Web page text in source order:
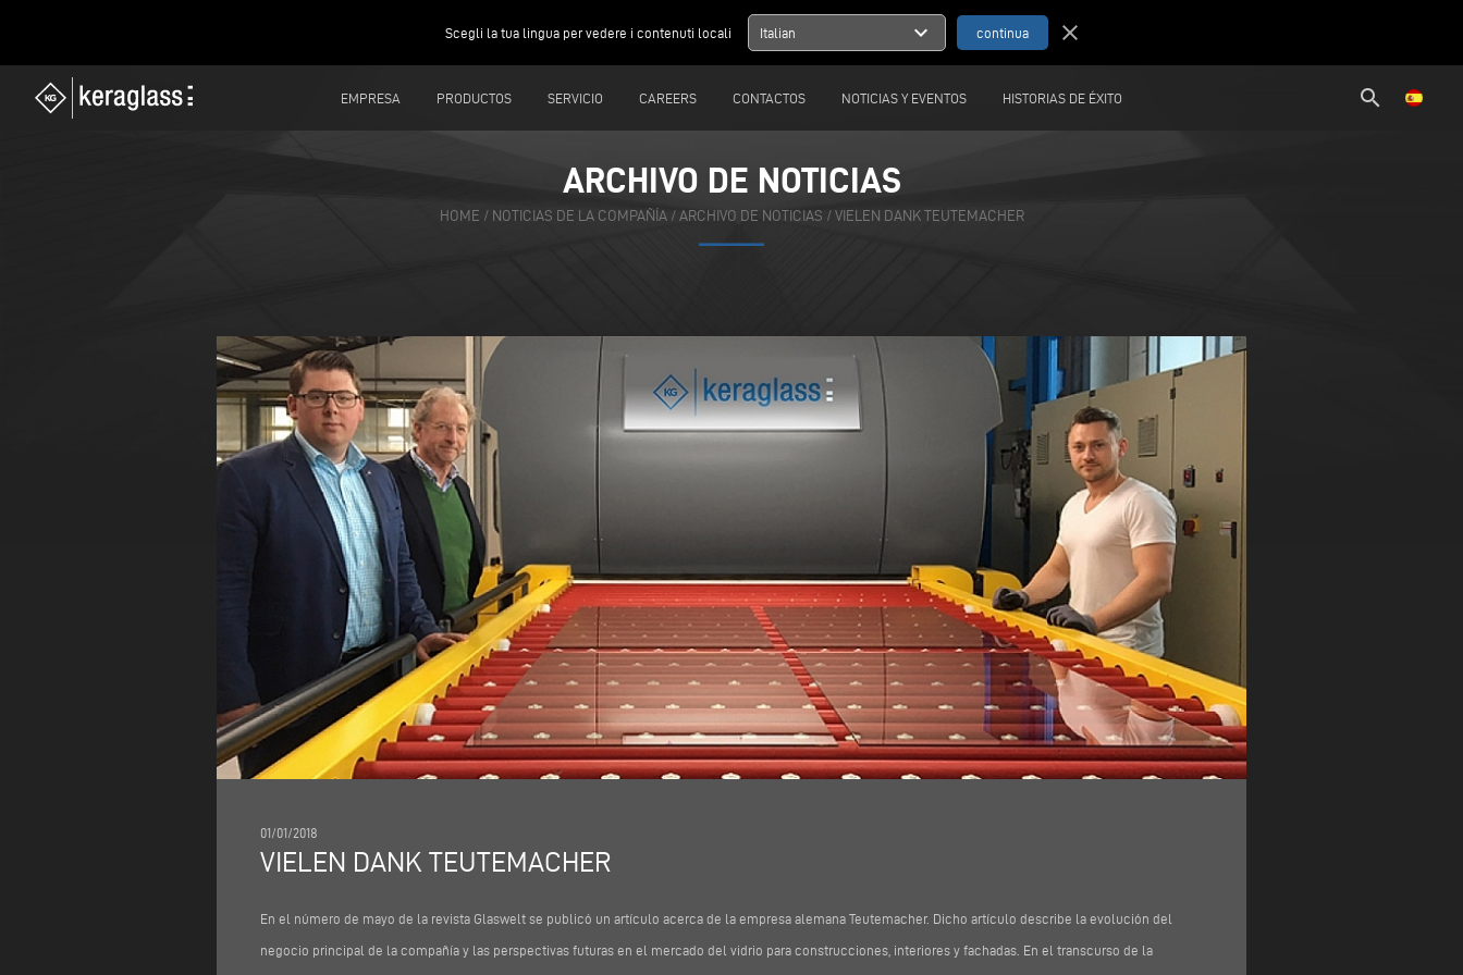
Scegli la tua lingua per vedere i contenuti locali Italian expand_more close
EMPRESA PRODUCTOS SERVICIO CAREERS CONTACTOS NOTICIAS Y EVENTOS HISTORIAS DE ÉXITO search
ARCHIVO DE NOTICIAS
HOME / NOTICIAS DE LA COMPAÑÍA/ ARCHIVO DE NOTICIAS / VIELEN DANK TEUTEMACHER
01/01/2018
VIELEN DANK TEUTEMACHER
En el número de mayo de la revista Glaswelt se publicó un artículo acerca de la empresa alemana Teutemacher. Dicho artículo describe la evolución del
negocio principal de la compañía y las perspectivas futuras en el mercado del vidrio para construcciones, interiores y fachadas. En el transcurso de la